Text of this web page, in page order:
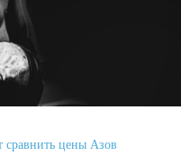
цены Азов